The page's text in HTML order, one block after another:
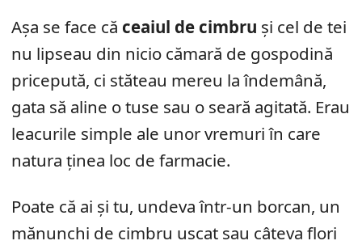
Așa se face că ceaiul de cimbru și cel de tei
nu lipseau din nicio cămară de gospodină
pricepută, ci stăteau mereu la îndemână,
gata să aline o tuse sau o seară agitată. Erau
leacurile simple ale unor vremuri în care
natura ținea loc de farmacie.
Poate că ai și tu, undeva într-un borcan, un
mănunchi de cimbru uscat sau câteva flori